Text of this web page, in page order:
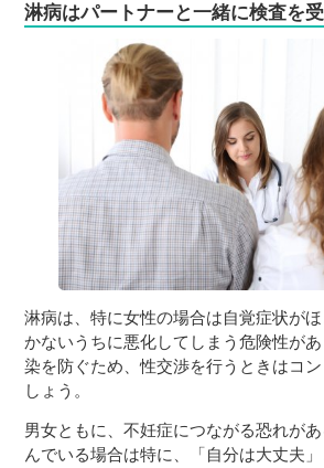
淋病はパートナーと一緒に検査を
淋病は、特に女性の場合は自覚症状が
かないうちに悪化してしまう危険性が
染を防ぐため、性交渉を行うときはコ
しょう。
男女ともに、不妊症につながる恐れが
んでいる場合は特に、「自分は大丈夫